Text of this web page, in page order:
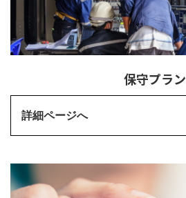
保守プラン
詳細ページへ